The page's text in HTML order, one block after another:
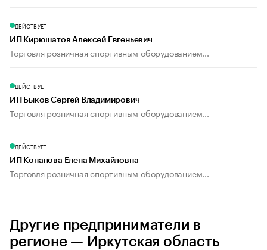
ДЕЙСТВУЕТ
ИП Кирюшатов Алексей Евгеньевич
Торговля розничная спортивным оборудованием...
ДЕЙСТВУЕТ
ИП Быков Сергей Владимирович
Торговля розничная спортивным оборудованием...
ДЕЙСТВУЕТ
ИП Конанова Елена Михайловна
Торговля розничная спортивным оборудованием...
Другие предприниматели в
регионе — Иркутская область